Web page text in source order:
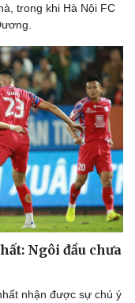
trong khi Hà Nội FC
Ngôi đầu chưa
nhận được sự chú ý